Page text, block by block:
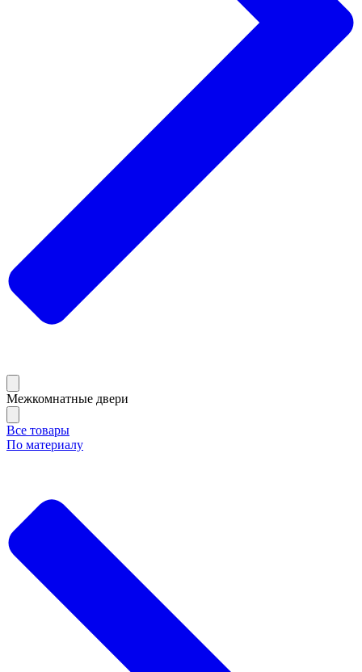
Межкомнатные двери
Все товары
По материалу